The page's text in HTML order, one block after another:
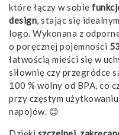
które łączy w sobie
design, stając się
logo. Wykonana z
o poręcznej pojemności
łatwością mieści się w
siłownię czy przegródce
100 % wolny od BPA, co
przy częstym
napojów. 😊